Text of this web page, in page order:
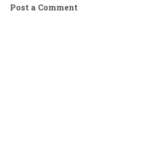
Post a Comment